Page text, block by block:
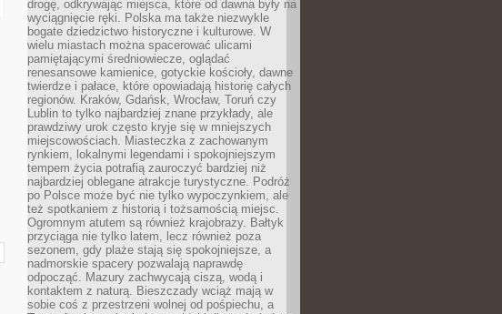
drogę, odkrywając miejsca, które od dawna były na
wyciągnięcie ręki. Polska ma także niezwykle
bogate dziedzictwo historyczne i kulturowe. W
wielu miastach można spacerować ulicami
pamiętającymi średniowiecze, oglądać
renesansowe kamienice, gotyckie kościoły, dawne
twierdze i pałace, które opowiadają historię całych
regionów. Kraków, Gdańsk, Wrocław, Toruń czy
Lublin to tylko najbardziej znane przykłady, ale
prawdziwy urok często kryje się w mniejszych
miejscowościach. Miasteczka z zachowanym
rynkiem, lokalnymi legendami i spokojniejszym
tempem życia potrafią zauroczyć bardziej niż
najbardziej oblegane atrakcje turystyczne. Podróż
po Polsce może być nie tylko wypoczynkiem, ale
też spotkaniem z historią i tożsamością miejsc.
Ogromnym atutem są również krajobrazy. Bałtyk
przyciąga nie tylko latem, lecz również poza
sezonem, gdy plaże stają się spokojniejsze, a
nadmorskie spacery pozwalają naprawdę
odpocząć. Mazury zachwycają ciszą, wodą i
kontaktem z naturą. Bieszczady wciąż mają w
sobie coś z przestrzeni wolnej od pośpiechu, a